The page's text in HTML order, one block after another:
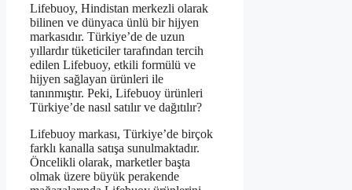
Lifebuoy, Hindistan merkezli olarak
bilinen ve dünyaca ünlü bir hijyen
markasıdır. Türkiye’de de uzun
yıllardır tüketiciler tarafından tercih
edilen Lifebuoy, etkili formülü ve
hijyen sağlayan ürünleri ile
tanınmıştır. Peki, Lifebuoy ürünleri
Türkiye’de nasıl satılır ve dağıtılır?
Lifebuoy markası, Türkiye’de birçok
farklı kanalla satışa sunulmaktadır.
Öncelikli olarak, marketler başta
olmak üzere büyük perakende